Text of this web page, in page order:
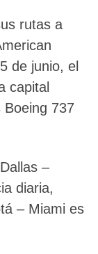
rutas a
de junio, el
capital
Boeing 737
–
diaria,
– Miami es